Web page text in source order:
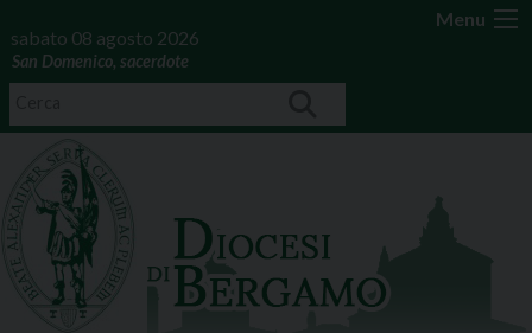
Menu
sabato 08 agosto 2026
San Domenico, sacerdote